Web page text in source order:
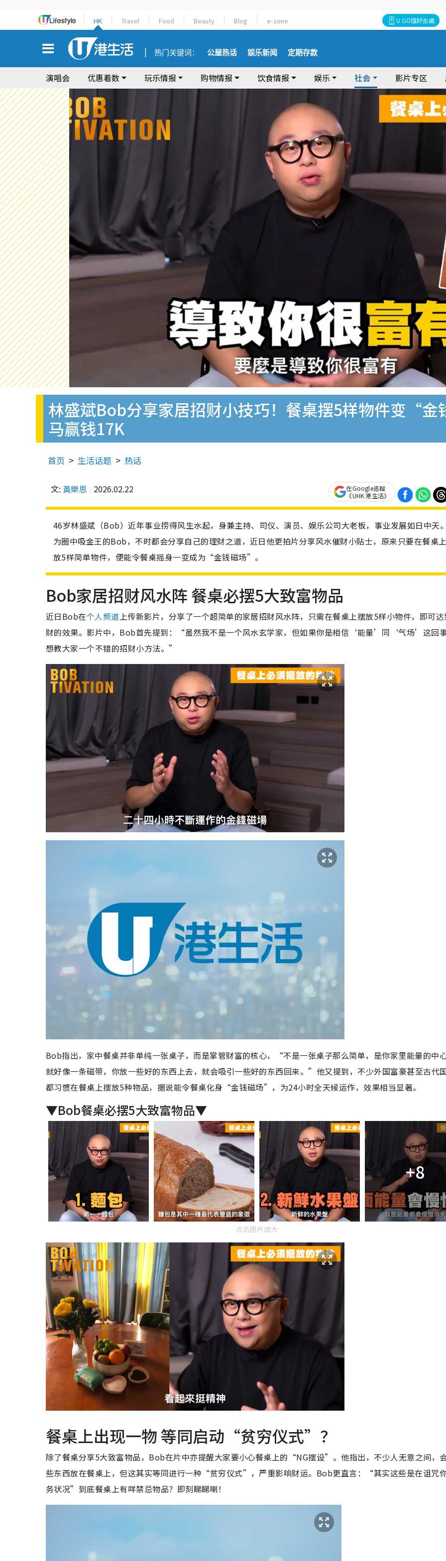
HK Travel Food Beauty Blog e-zone U GO搵好去處
热门关键词： 公屋热话 娱乐新闻 定期存款
演唱会 优惠着数 玩乐情报 购物情报 饮食情报 娱乐 社会 影片专区
林盛斌Bob分享家居招财小技巧！餐桌摆5样物件变“
马赢钱17K
首页 生活话题 热话
文: 黃樂恩 2026.02.22
在Google追蹤
《UHK 港生活》
46岁林盛斌（Bob）近年事业捞得风生水起，身兼主持、司仪、演员、娱乐公司大老板，事业发展如日中天
为圈中吸金王的Bob，不时都会分享自己的理财之道，近日他更拍片分享风水催财小贴士，原来只要在餐桌
放5样简单物件，便能令餐桌摇身一变成为“金钱磁场”。
Bob家居招财风水阵 餐桌必摆5大致富物品
近日Bob在个人频道上传新影片，分享了一个超简单的家居招财风水阵，只需在餐桌上摆放5样小物件，即可达
财的效果。影片中，Bob首先提到：“虽然我不是一个风水玄学家，但如果你是相信‘能量’同‘气场’这回
想教大家一个不错的招财小方法。”
Bob指出，家中餐桌并非单纯一张桌子，而是掌管财富的核心，“不是一张桌子那么简单，是你家里能量的中
就好像一条磁带，你放一些好的东西上去，就会吸引一些好的东西回来。”他又提到，不少外国富豪甚至古代国
都习惯在餐桌上摆放5种物品，据说能令餐桌化身“金钱磁场”，为24小时全天候运作，效果相当显著。
▼Bob餐桌必摆5大致富物品▼
+8
点击图片放大
餐桌上出现一物 等同启动“贫穷仪式”？
除了餐桌分享5大致富物品，Bob在片中亦提醒大家要小心餐桌上的“NG摆设”。他指出，不少人无意之间，
些东西放在餐桌上，但这其实等同进行一种“贫穷仪式”，严重影响财运。Bob更直言：“其实这些是在诅咒
务状况”到底餐桌上有咩禁忌物品？即刻睇睇喇！